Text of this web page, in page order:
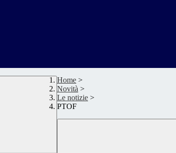
Home >
Novità >
Le notizie >
PTOF